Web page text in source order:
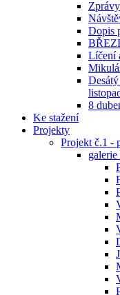
Dopis
Líčení
8
Ke stažení
Projekty
Projekt č.1 -
galerie